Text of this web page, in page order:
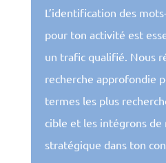
L’identification des
pour ton activité est
un trafic qualifié. Nous
recherche approfondie
termes les plus
cible et les intégrons de
stratégique dans ton